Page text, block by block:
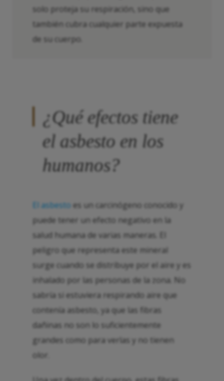
solo proteja su respiración, sino que
también cubra cualquier parte expuesta
de su cuerpo.
¿Qué efectos tiene
el asbesto en los
humanos?
El asbesto es un carcinógeno conocido y
puede tener un efecto negativo en la
salud humana de varias maneras. El
peligro que representa este mineral
surge cuando se distribuye por el aire y es
inhalado por las personas de la zona. No
sabría si estuviera respirando aire que
contenía asbesto, ya que las fibras
dañinas no son lo suficientemente
grandes como para verlas y no tienen
olor.